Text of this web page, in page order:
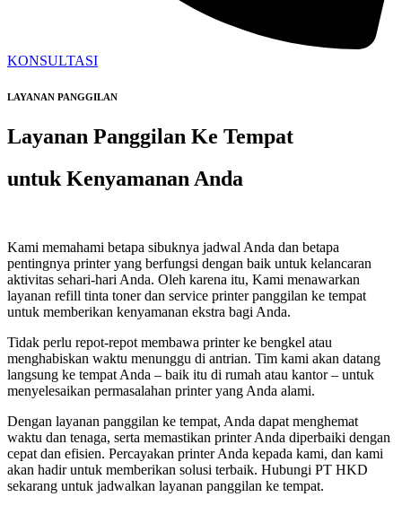
KONSULTASI
LAYANAN PANGGILAN
Layanan Panggilan Ke Tempat
untuk Kenyamanan Anda
Kami memahami betapa sibuknya jadwal Anda dan betapa
pentingnya printer yang berfungsi dengan baik untuk kelancaran
aktivitas sehari-hari Anda. Oleh karena itu, Kami menawarkan
layanan refill tinta toner dan service printer panggilan ke tempat
untuk memberikan kenyamanan ekstra bagi Anda.
Tidak perlu repot-repot membawa printer ke bengkel atau
menghabiskan waktu menunggu di antrian. Tim kami akan datang
langsung ke tempat Anda – baik itu di rumah atau kantor – untuk
menyelesaikan permasalahan printer yang Anda alami.
Dengan layanan panggilan ke tempat, Anda dapat menghemat
waktu dan tenaga, serta memastikan printer Anda diperbaiki dengan
cepat dan efisien. Percayakan printer Anda kepada kami, dan kami
akan hadir untuk memberikan solusi terbaik. Hubungi PT HKD
sekarang untuk jadwalkan layanan panggilan ke tempat.